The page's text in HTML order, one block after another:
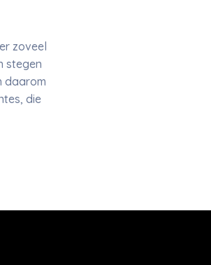
zoveel
stegen
daarom
die